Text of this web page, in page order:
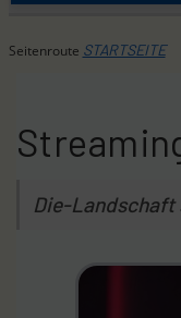
Seitenroute STARTSEITE
Die-Landschaft